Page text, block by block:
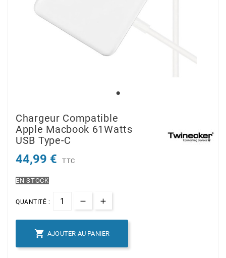
Chargeur Compatible
Apple Macbook 61Watts
USB Type-C
44,99 € TTC
EN STOCK
QUANTITÉ :
 AJOUTER AU PANIER